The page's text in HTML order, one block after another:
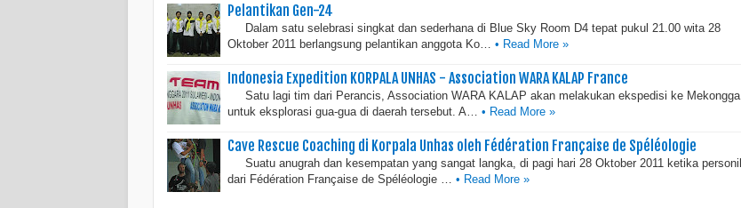
Pelantikan Gen-24
Dalam satu selebrasi singkat dan sederhana di Blue Sky Room D4 tepat pukul 21.00 wita 28
Oktober 2011 berlangsung pelantikan anggota Ko…
• Read More »
Indonesia Expedition KORPALA UNHAS - Association WARA KALAP France
Satu lagi tim dari Perancis, Association WARA KALAP akan melakukan ekspedisi ke Mekongga
untuk eksplorasi gua-gua di daerah tersebut. A…
• Read More »
Cave Rescue Coaching di Korpala Unhas oleh Fédération Française de Spéléologie
Suatu anugrah dan kesempatan yang sangat langka, di pagi hari 28 Oktober 2011 ketika personil
dari Fédération Française de Spéléologie … • Read More »